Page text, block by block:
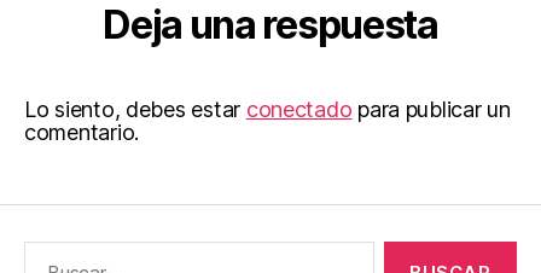
Deja una respuesta
Lo siento, debes estar conectado para publicar un
comentario.